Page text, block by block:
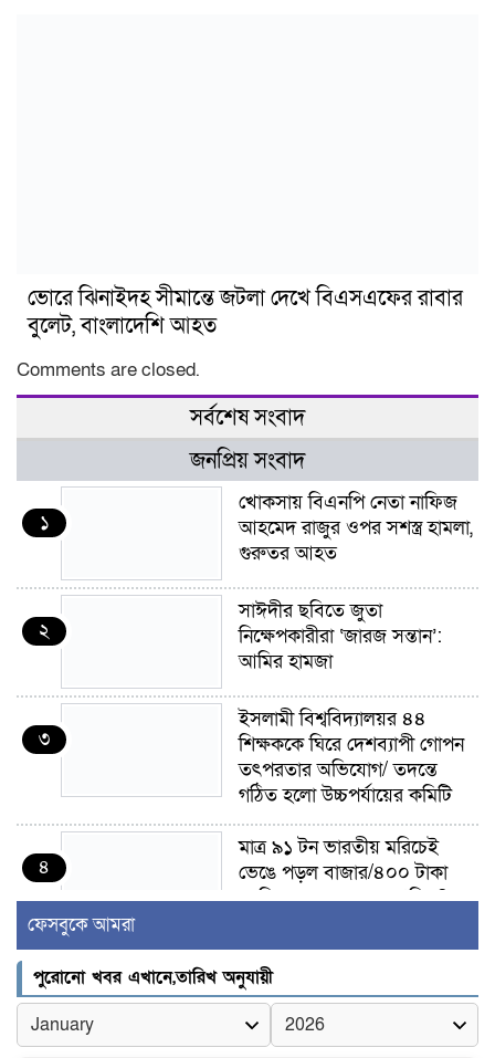
ভোরে ঝিনাইদহ সীমান্তে জটলা দেখে বিএসএফের রাবার
বুলেট, বাংলাদেশি আহত
Comments are closed.
সর্বশেষ সংবাদ
জনপ্রিয় সংবাদ
১
খোকসায় বিএনপি নেতা নাফিজ
আহমেদ রাজুর ওপর সশস্ত্র হামলা,
গুরুতর আহত
২
সাঈদীর ছবিতে জুতা
নিক্ষেপকারীরা ‘জারজ সন্তান’:
আমির হামজা
৩
ইসলামী বিশ্ববিদ্যালয়র ৪৪
শিক্ষককে ঘিরে দেশব্যাপী গোপন
তৎপরতার অভিযোগ/ তদন্তে
গঠিত হলো উচ্চপর্যায়ের কমিটি
৪
মাত্র ৯১ টন ভারতীয় মরিচেই
ভেঙে পড়ল বাজার/৪০০ টাকা
কেজি দাম কে ধরে রেখেছিল?
৫
জুলাই আন্দোলন ছিল সম্মিলিত,
লক্ষ্য হওয়া উচিত ঐক্য ও
রাষ্ট্রগঠন
ফেসবুকে আমরা
পুরোনো খবর এখানে,তারিখ অনুযায়ী